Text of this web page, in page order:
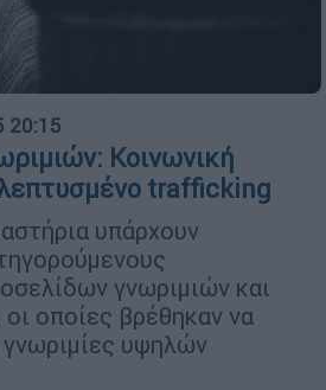
20:15
Κοινωνική
trafficking
υπάρχουν
γνωριμιών και
οι οποίες βρέθηκαν να
υψηλών